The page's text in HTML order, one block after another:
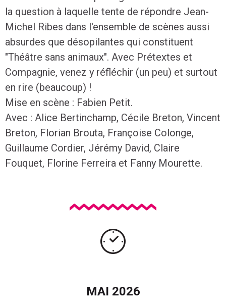
la question à laquelle tente de répondre Jean-
Michel Ribes dans l'ensemble de scènes aussi
absurdes que désopilantes qui constituent
"Théâtre sans animaux". Avec Prétextes et
Compagnie, venez y réfléchir (un peu) et surtout
en rire (beaucoup) !
Mise en scène : Fabien Petit.
Avec : Alice Bertinchamp, Cécile Breton, Vincent
Breton, Florian Brouta, Françoise Colonge,
Guillaume Cordier, Jérémy David, Claire
Fouquet, Florine Ferreira et Fanny Mourette.
Calendrier des événements avec navigation par mois
MAI 2026